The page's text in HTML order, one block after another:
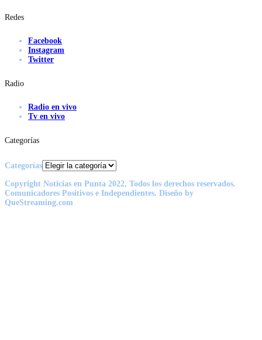
Redes
Facebook
Instagram
Twitter
Radio
Radio en vivo
Tv en vivo
Categorías
Categorías
Copyright Noticias en Punta 2022, Todos los derechos reservados.
Comunicadores Positivos e Independientes. Diseño by
QueStreaming.com